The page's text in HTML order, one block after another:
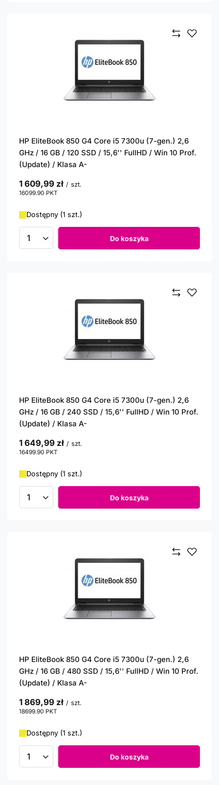
HP EliteBook 850 G4 Core i5 7300u (7-gen.) 2,6
GHz / 16 GB / 120 SSD / 15,6'' FullHD / Win 10 Prof.
(Update) / Klasa A-
1 609,99 zł / szt.
16099.90 PKT
Dostępny (1 szt.)
Ilość produktów Do koszyka
HP EliteBook 850 G4 Core i5 7300u (7-gen.) 2,6
GHz / 16 GB / 240 SSD / 15,6'' FullHD / Win 10 Prof.
(Update) / Klasa A-
1 649,99 zł / szt.
16499.90 PKT
Dostępny (1 szt.)
Ilość produktów Do koszyka
HP EliteBook 850 G4 Core i5 7300u (7-gen.) 2,6
GHz / 16 GB / 480 SSD / 15,6'' FullHD / Win 10 Prof.
(Update) / Klasa A-
1 869,99 zł / szt.
18699.90 PKT
Dostępny (1 szt.)
Ilość produktów Do koszyka